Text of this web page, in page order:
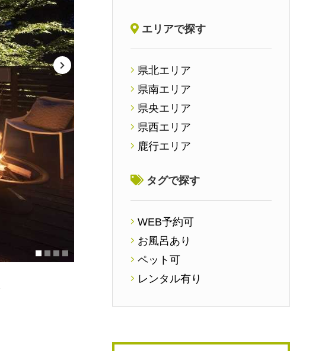
エリアで探す
県北エリア
県南エリア
県央エリア
県西エリア
鹿行エリア
タグで探す
WEB予約可
お風呂あり
ペット可
レンタル有り